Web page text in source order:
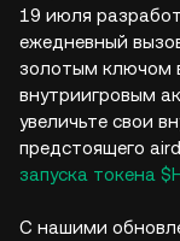
19 июля
ежедневный
золотым ключом
внутриигровым
увеличьте свои
предстоящего
запуска токена
С нашими